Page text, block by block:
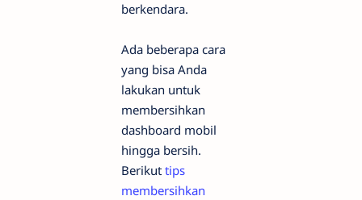
berkendara.
Ada beberapa cara
yang bisa Anda
lakukan untuk
membersihkan
dashboard mobil
hingga bersih.
Berikut tips
membersihkan